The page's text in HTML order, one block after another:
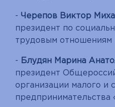
- Черепов Виктор
президент по
трудовым
- Блудян Марина
президент
организации малого и